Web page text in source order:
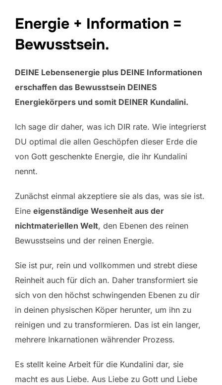
Energie + Information =
Bewusstsein.
DEINE Lebensenergie plus DEINE Informationen
erschaffen das Bewusstsein DEINES
Energiekörpers und somit DEINER Kundalini.
Ich sage dir daher, was ich DIR rate. Wie integrierst
DU optimal die allen Geschöpfen dieser Erde die
von Gott geschenkte Energie, die ihr Kundalini
nennt.
Zunächst einmal akzeptiere sie als das, was sie ist.
Eine eigenständige Wesenheit aus der
nichtmateriellen Welt, den Ebenen des reinen
Bewusstseins und der reinen Energie.
Sie ist pur, rein und vollkommen und strebt diese
Reinheit auch für dich an. Daher transformiert sie
sich von den höchst schwingenden Ebenen zu dir
in deinen physischen Köper herunter, um ihn zu
reinigen und zu transformieren. Das ist ein langer,
mehrere Inkarnationen währender Prozess.
Es stellt keine Arbeit für die Kundalini dar, sie
macht es aus Liebe. Aus Liebe zu Gott und Liebe